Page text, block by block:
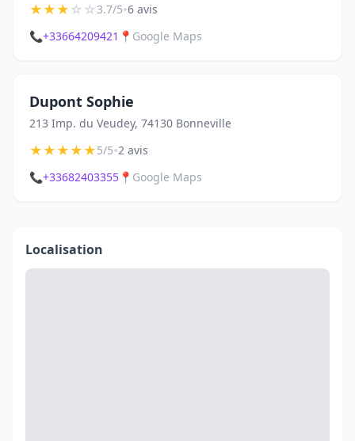
★★★☆☆3.7/5•6 avis
📞+33664209421 📍 Google Maps
Dupont Sophie
213 Imp. du Veudey, 74130 Bonneville
★★★★★5/5•2 avis
📞+33682403355 📍 Google Maps
Localisation